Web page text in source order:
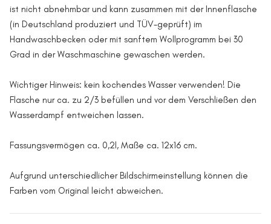
ist nicht abnehmbar und kann zusammen mit der Innenflasche
(in Deutschland produziert und TÜV-geprüft) im
Handwaschbecken oder mit sanftem Wollprogramm bei 30
Grad in der Waschmaschine gewaschen werden.
Wichtiger Hinweis: kein kochendes Wasser verwenden! Die
Flasche nur ca. zu 2/3 befüllen und vor dem Verschließen den
Wasserdampf entweichen lassen.
Fassungsvermögen ca. 0,2l, Maße ca. 12x16 cm.
Aufgrund unterschiedlicher Bildschirmeinstellung können die
Farben vom Original leicht abweichen.